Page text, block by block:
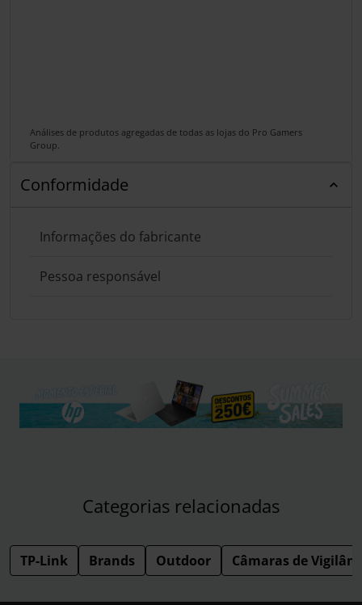
Análises de produtos agregadas de todas as lojas do Pro Gamers
Group.
Conformidade
Informações do fabricante
Pessoa responsável
Categorias relacionadas
TP-Link Brands Outdoor Câmaras de